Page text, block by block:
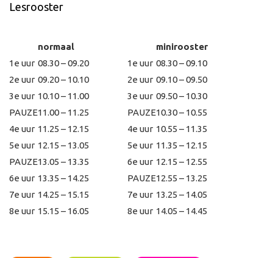
Lesrooster
normaal
minirooster
1e uur 08.30 – 09.20 1e uur 08.30 – 09.10
2e uur 09.20 – 10.10 2e uur 09.10 – 09.50
3e uur 10.10 – 11.00 3e uur 09.50 – 10.30
PAUZE11.00 – 11.25 PAUZE10.30 – 10.55
4e uur 11.25 – 12.15 4e uur 10.55 – 11.35
5e uur 12.15 – 13.05 5e uur 11.35 – 12.15
PAUZE13.05 – 13.35 6e uur 12.15 – 12.55
6e uur 13.35 – 14.25 PAUZE12.55 – 13.25
7e uur 14.25 – 15.15 7e uur 13.25 – 14.05
8e uur 15.15 – 16.05 8e uur 14.05 – 14.45